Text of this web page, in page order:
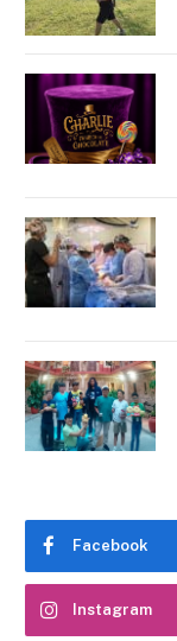
Facebook
Instagram